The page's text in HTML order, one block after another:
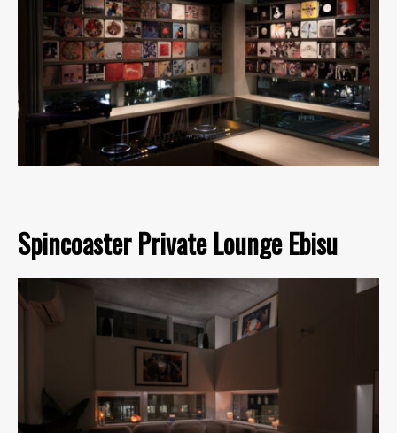
Spincoaster Private Lounge Ebisu